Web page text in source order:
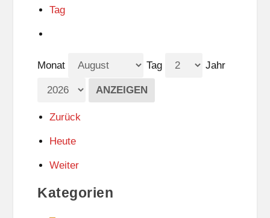
Tag
Monat Tag Jahr
Zurück
Heute
Weiter
Kategorien